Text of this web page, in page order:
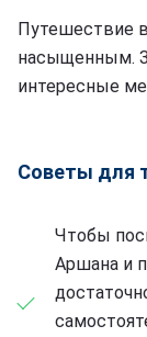
Путешествие
насыщенным.
интересные
Советы для
Чтобы
Аршана и